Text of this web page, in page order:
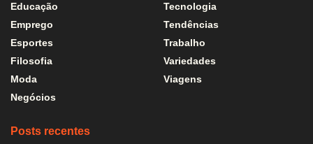
Educação
Emprego
Esportes
Filosofia
Moda
Negócios
Tecnologia
Tendências
Trabalho
Variedades
Viagens
Posts recentes